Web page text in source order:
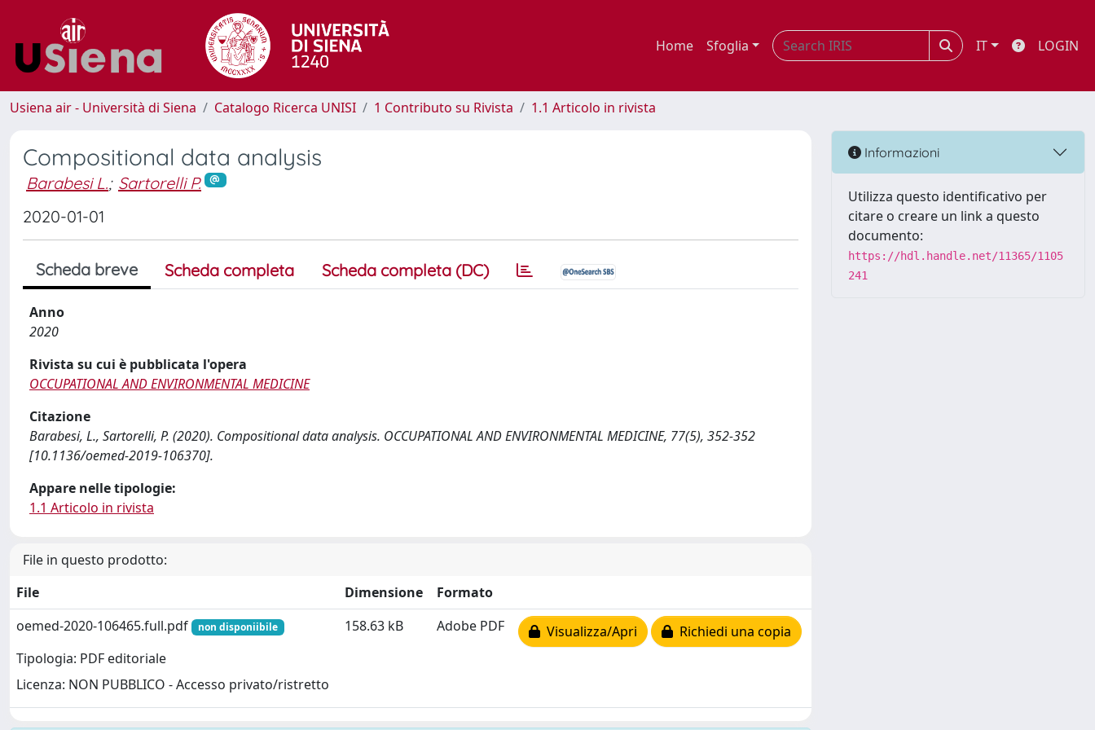
Home Sfoglia IT LOGIN
Usiena air - Università di Siena Catalogo Ricerca UNISI 1 Contributo su Rivista 1.1 Articolo in rivista
Compositional data analysis
Barabesi L.; Sartorelli P.
2020-01-01
Scheda breve Scheda completa Scheda completa (DC)
Anno
2020
Rivista su cui è pubblicata l'opera
OCCUPATIONAL AND ENVIRONMENTAL MEDICINE
Citazione
Barabesi, L., Sartorelli, P. (2020). Compositional data analysis. OCCUPATIONAL AND ENVIRONMENTAL MEDICINE, 77(5), 352-352
[10.1136/oemed-2019-106370].
Appare nelle tipologie:
1.1 Articolo in rivista
File in questo prodotto:
File
Dimensione
Formato
oemed-2020-106465.full.pdf
non disponiibile
Tipologia: PDF editoriale
Licenza: NON PUBBLICO - Accesso privato/ristretto
158.63 kB Adobe PDF Visualizza/Apri Richiedi una copia
Informazioni
Utilizza questo identificativo per
citare o creare un link a questo
documento:
https://hdl.handle.net/11365/1105
241